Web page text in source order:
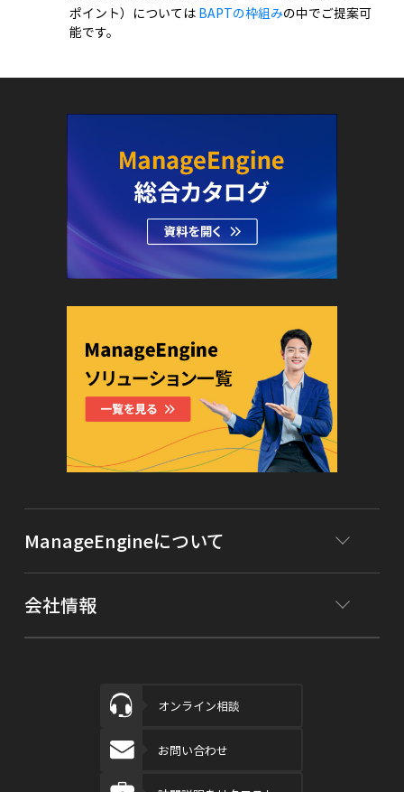
ポイント）については BAPTの枠組みの中でご提案可
能です。
ManageEngineについて
会社情報
オンライン相談
お問い合わせ